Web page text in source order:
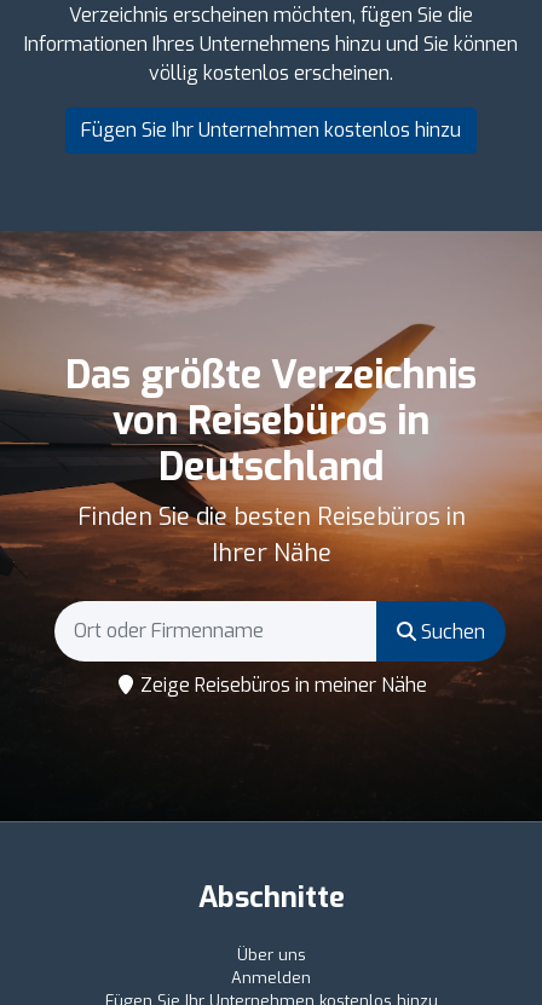
Verzeichnis erscheinen möchten, fügen Sie die
Informationen Ihres Unternehmens hinzu und Sie können
völlig kostenlos erscheinen.
Fügen Sie Ihr Unternehmen kostenlos hinzu
Das größte Verzeichnis
von Reisebüros in
Deutschland
Finden Sie die besten Reisebüros in
Ihrer Nähe
Suchen
Zeige Reisebüros in meiner Nähe
Abschnitte
Über uns
Anmelden
Fügen Sie Ihr Unternehmen kostenlos hinzu